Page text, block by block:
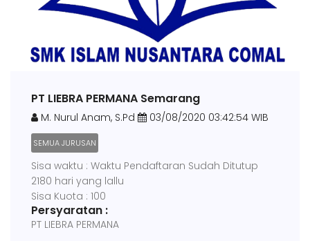
PT LIEBRA PERMANA Semarang
M. Nurul Anam, S.Pd 03/08/2020 03:42:54 WIB
SEMUA JURUSAN
Sisa waktu : Waktu Pendaftaran Sudah Ditutup
2180 hari yang lallu
Sisa Kuota : 100
Persyaratan :
PT LIEBRA PERMANA